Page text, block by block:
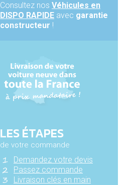
Consultez nosVéhicules en
DISPO RAPIDE avec garantie
constructeur !
LES ÉTAPES
de votre commande
Demandez votre devis
Passez commande
Livraison clés en main